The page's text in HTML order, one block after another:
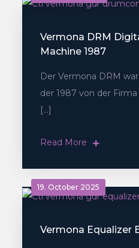
Vermona DRM
Machine 1987
Der Vermona DRM
der 1987 von der
[…]
Read More
19. October 2025
Vermona Equalizer